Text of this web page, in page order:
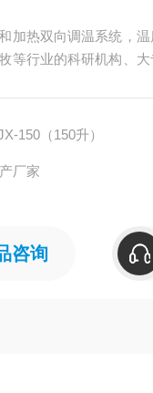
加热双向调温系统，
等行业的科研机构、
150（150升）
厂家
咨询